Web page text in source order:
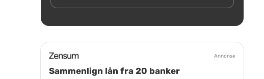
Annonse
Sammenlign lån fra 20 banker